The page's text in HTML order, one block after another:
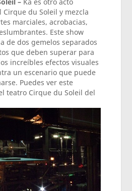
Cirque du Soleil y mezcla
marciales, acrobacias,
Este show
de dos gemelos separados
que deben superar para
increíbles efectos visuales
un escenario que puede
Puedes ver este
teatro Cirque du Soleil del